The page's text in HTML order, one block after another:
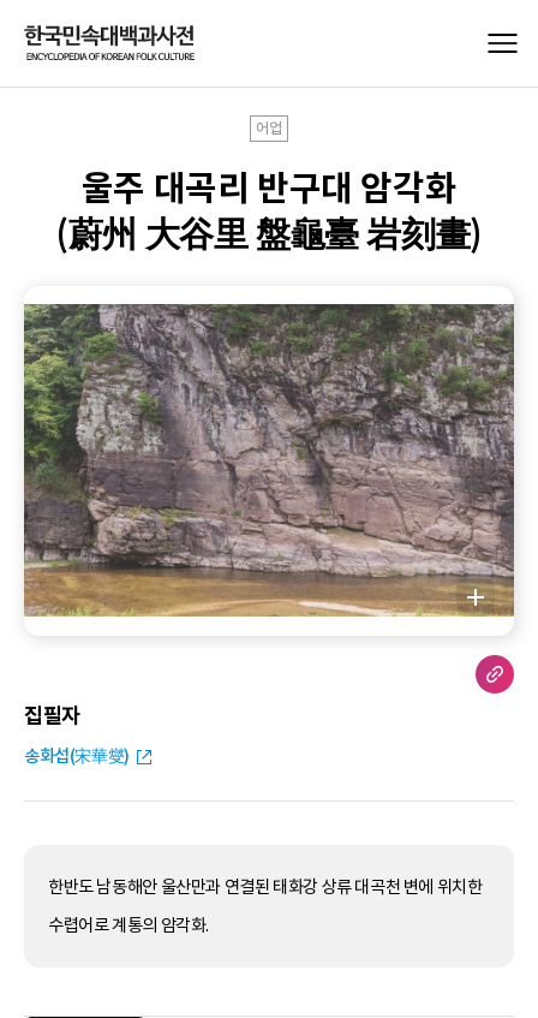
어업
울주 대곡리 반구대 암각화
(蔚州 大谷里 盤龜臺 岩刻畫)
집필자
송화섭(宋華燮)
한반도 남동해안 울산만과 연결된 태화강 상류 대곡천 변에 위치한
수렵어로 계통의 암각화.